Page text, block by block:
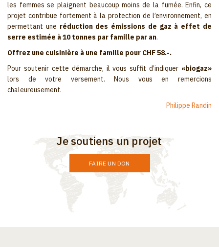
les femmes se plaignent beaucoup moins de la fumée. Enfin, ce
projet contribue fortement à la protection de l’environnement, en
permettant une réduction des émissions de gaz à effet de
serre estimée à 10 tonnes par famille par an.
Offrez une cuisinière à une famille pour CHF 58.-.
Pour soutenir cette démarche, il vous suffit d’indiquer «biogaz»
lors de votre versement. Nous vous en remercions
chaleureusement.
Philippe Randin
Je soutiens un projet
FAIRE UN DON